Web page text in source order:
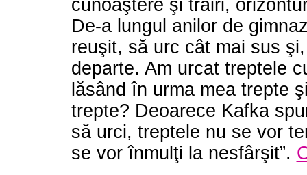
cunoaştere şi trăiri,
De-a lungul anilor de
reuşit, să urc cât mai sus
departe. Am urcat treptele
lăsând în urma mea trepte
trepte? Deoarece Kafka
să urci, treptele nu se vor
se vor înmulţi la nesfârşit”.